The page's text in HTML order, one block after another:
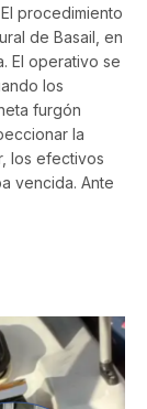
procedimiento
de Basail, en
El operativo se
los
furgón
la
los efectivos
vencida. Ante